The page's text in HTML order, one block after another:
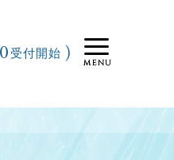
受付開始 )